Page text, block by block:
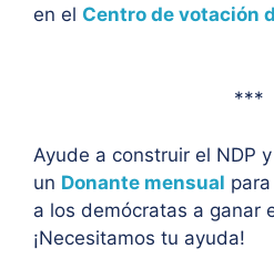
en el Centro de votación
***
Ayude a construir el NDP
un Donante mensual
a los demócratas a ganar
¡Necesitamos tu ayuda!